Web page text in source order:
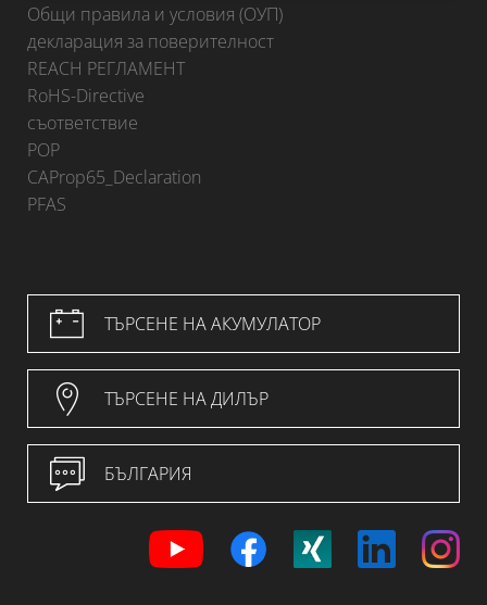
Общи правила и условия (ОУП)
декларация за поверителност
REACH РЕГЛАМЕНТ
RoHS-Directive
съответствие
POP
CAProp65_Declaration
PFAS
ТЪРСЕНЕ НА АКУМУЛАТОР
ТЪРСЕНЕ НА ДИЛЪР
БЪЛГАРИЯ